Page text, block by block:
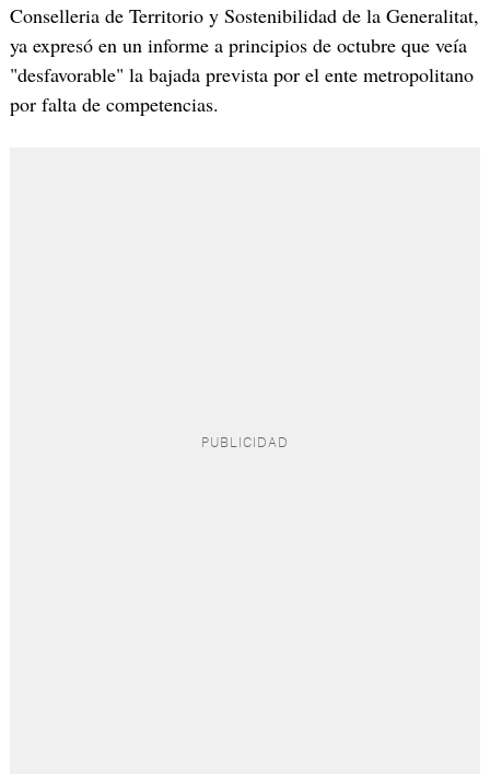
Conselleria de Territorio y Sostenibilidad de la Generalitat,
ya expresó en un informe a principios de octubre que veía
"desfavorable" la bajada prevista por el ente metropolitano
por falta de competencias.